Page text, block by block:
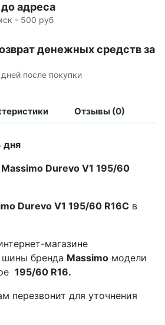
адреса
- 500 руб
денежных средств за
после покупки
Отзывы (0)
дня
Massimo Durevo V1 195/60
Durevo V1 195/60 R16C в
магазине
шины бренда Massimo модели
195/60 R16.
перезвонит для уточнения